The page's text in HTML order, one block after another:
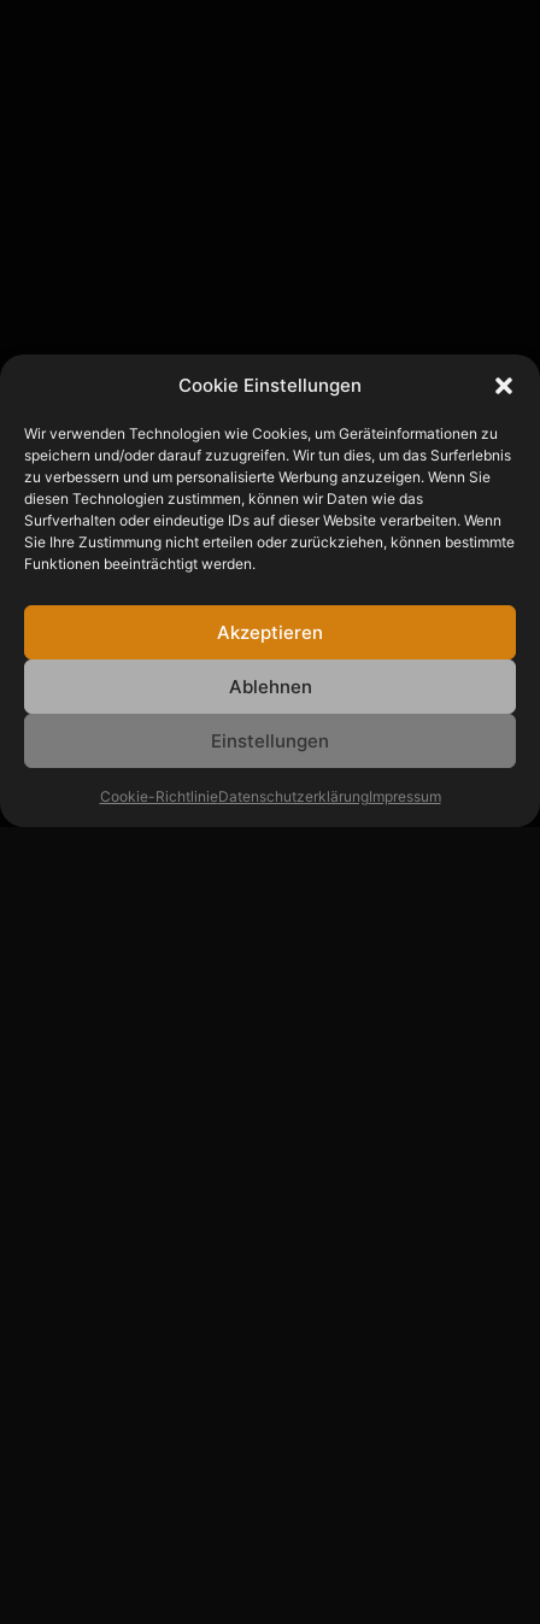
Cookie Einstellungen
Wir verwenden Technologien wie Cookies, um Geräteinformationen zu
speichern und/oder darauf zuzugreifen. Wir tun dies, um das Surferlebnis
zu verbessern und um personalisierte Werbung anzuzeigen. Wenn Sie
diesen Technologien zustimmen, können wir Daten wie das
Surfverhalten oder eindeutige IDs auf dieser Website verarbeiten. Wenn
Sie Ihre Zustimmung nicht erteilen oder zurückziehen, können bestimmte
Funktionen beeinträchtigt werden.
Akzeptieren
Ablehnen
Einstellungen
Cookie-RichtlinieDatenschutzerklärungImpressum